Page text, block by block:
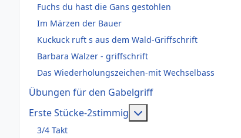
Fuchs du hast die Gans gestohlen
Im Märzen der Bauer
Kuckuck ruft s aus dem Wald-Griffschrift
Barbara Walzer - griffschrift
Das Wiederholungszeichen-mit Wechselbass
Übungen für den Gabelgriff
Erste Stücke-2stimmig
3/4 Takt